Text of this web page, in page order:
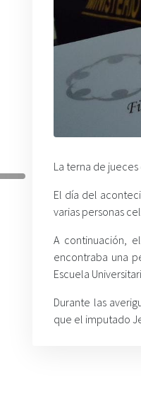
La terna de
El día del
varias personas
A continuación,
encontraba una
Escuela
Durante las
que el imputado